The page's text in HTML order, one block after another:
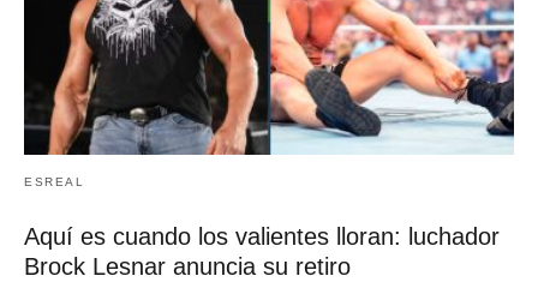
ESREAL
Aquí es cuando los valientes lloran: luchador
Brock Lesnar anuncia su retiro